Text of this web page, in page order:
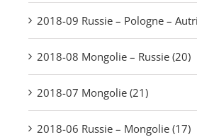
2018-09 Russie – Pologne –
2018-08 Mongolie – Russie (20)
2018-07 Mongolie (21)
2018-06 Russie – Mongolie (17)